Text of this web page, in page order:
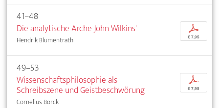
41–48
Die analytische Arche John Wilkins'
Hendrik Blumentrath
p
€ 7,95
49–53
Wissenschaftsphilosophie als
Schreibszene und Geistbeschwörung
Cornelius Borck
p
€ 7,95